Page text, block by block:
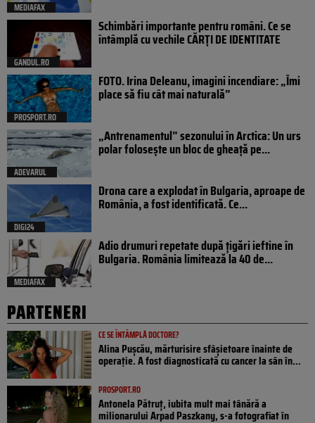
MEDIAFAX
GANDUL.RO
Schimbări importante pentru români. Ce se
întâmplă cu vechile CĂRȚI DE IDENTITATE
PROSPORT.RO
FOTO. Irina Deleanu, imagini incendiare: „Îmi
place să fiu cât mai naturală”
ADEVARUL
„Antrenamentul” sezonului în Arctica: Un urs
polar folosește un bloc de gheață pe...
DIGI24
Drona care a explodat în Bulgaria, aproape de
România, a fost identificată. Ce...
MEDIAFAX
Adio drumuri repetate după țigări ieftine în
Bulgaria. România limitează la 40 de...
PARTENERI
CE SE ÎNTÂMPLĂ DOCTORE?
Alina Pușcău, mărturisire sfâșietoare înainte de
operație. A fost diagnosticată cu cancer la sân în...
PROSPORT.RO
Antonela Pătruț, iubita mult mai tânără a
milionarului Arpad Paszkany, s-a fotografiat în